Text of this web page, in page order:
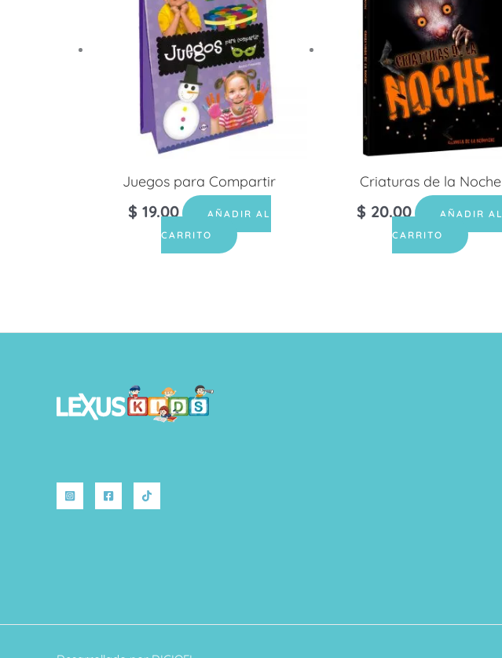
Juegos para Compartir
$ 19.00
AÑADIR AL
CARRITO
Criaturas de la Noche
$ 20.00
AÑADIR AL
CARRITO